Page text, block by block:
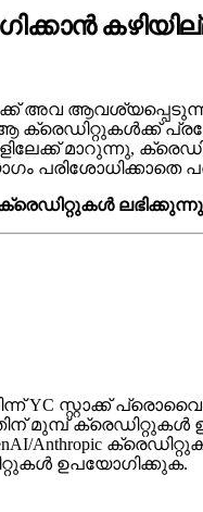
അവ
ആ ക്രെഡിറ്റുകൾക്ക്
മാറുന്നു,
പരിശോധിക്കാതെ
ക്രെഡിറ്റുകൾ
YC സ്റ്റാക്ക്
മുമ്പ്
Anthropic
ഉപയോഗിക്കുക.